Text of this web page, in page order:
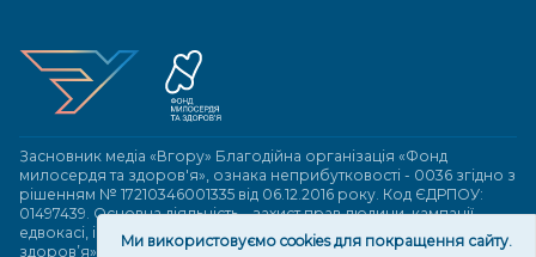
Засновник медіа «Вгору» Благодійна організація «Фонд
милосердя та здоров'я», ознака неприбутковості - 0036 згідно з
рішенням № 17210346001335 від 06.12.2016 року. Код ЄДРПОУ:
01497439. Основна діяльність – захист прав людини, кампанії
едвокасі, інформаційні кампанії. Місія БО «Фонд милосердя та
здоров’я» – сприяти зміцненню поваги до людської гідності та
Ми використовуємо cookies для покращення сайту.